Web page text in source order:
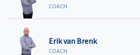
COACH
Erik van Brenk
COACH